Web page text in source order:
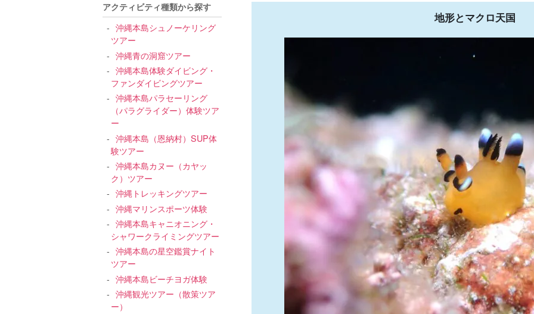
アクティビティ種類から探す
沖縄本島シュノーケリング
ツアー
沖縄青の洞窟ツアー
沖縄本島体験ダイビング・
ファンダイビングツアー
沖縄本島パラセーリング
（パラグライダー）体験ツア
ー
沖縄本島（恩納村）SUP体
験ツアー
沖縄本島カヌー（カヤッ
ク）ツアー
沖縄トレッキングツアー
沖縄マリンスポーツ体験
沖縄本島キャニオニング・
シャワークライミングツアー
沖縄本島の星空鑑賞ナイト
ツアー
沖縄本島ビーチヨガ体験
沖縄観光ツアー（散策ツア
ー）
地形とマクロ天国